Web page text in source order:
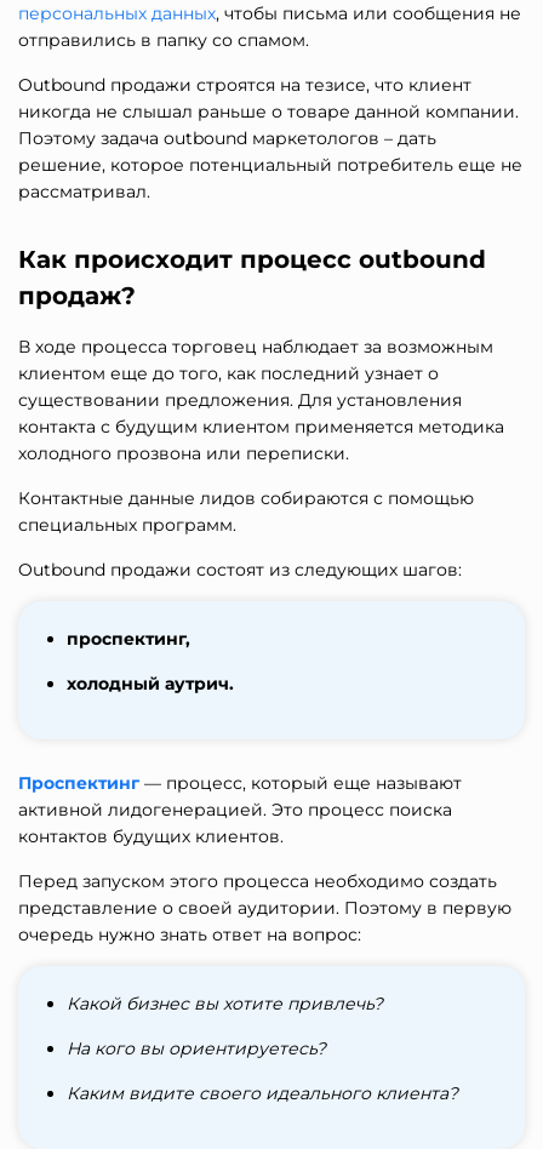
персональных данных, чтобы письма или сообщения не
отправились в папку со спамом.
Outbound продажи строятся на тезисе, что клиент
никогда не слышал раньше о товаре данной компании.
Поэтому задача outbound маркетологов – дать
решение, которое потенциальный потребитель еще не
рассматривал.
Как происходит процесс outbound
продаж?
В ходе процесса торговец наблюдает за возможным
клиентом еще до того, как последний узнает о
существовании предложения. Для установления
контакта с будущим клиентом применяется методика
холодного прозвона или переписки.
Контактные данные лидов собираются с помощью
специальных программ.
Outbound продажи состоят из следующих шагов:
проспектинг,
холодный аутрич.
Проспектинг — процесс, который еще называют
активной лидогенерацией. Это процесс поиска
контактов будущих клиентов.
Перед запуском этого процесса необходимо создать
представление о своей аудитории. Поэтому в первую
очередь нужно знать ответ на вопрос:
Какой бизнес вы хотите привлечь?
На кого вы ориентируетесь?
Каким видите своего идеального клиента?